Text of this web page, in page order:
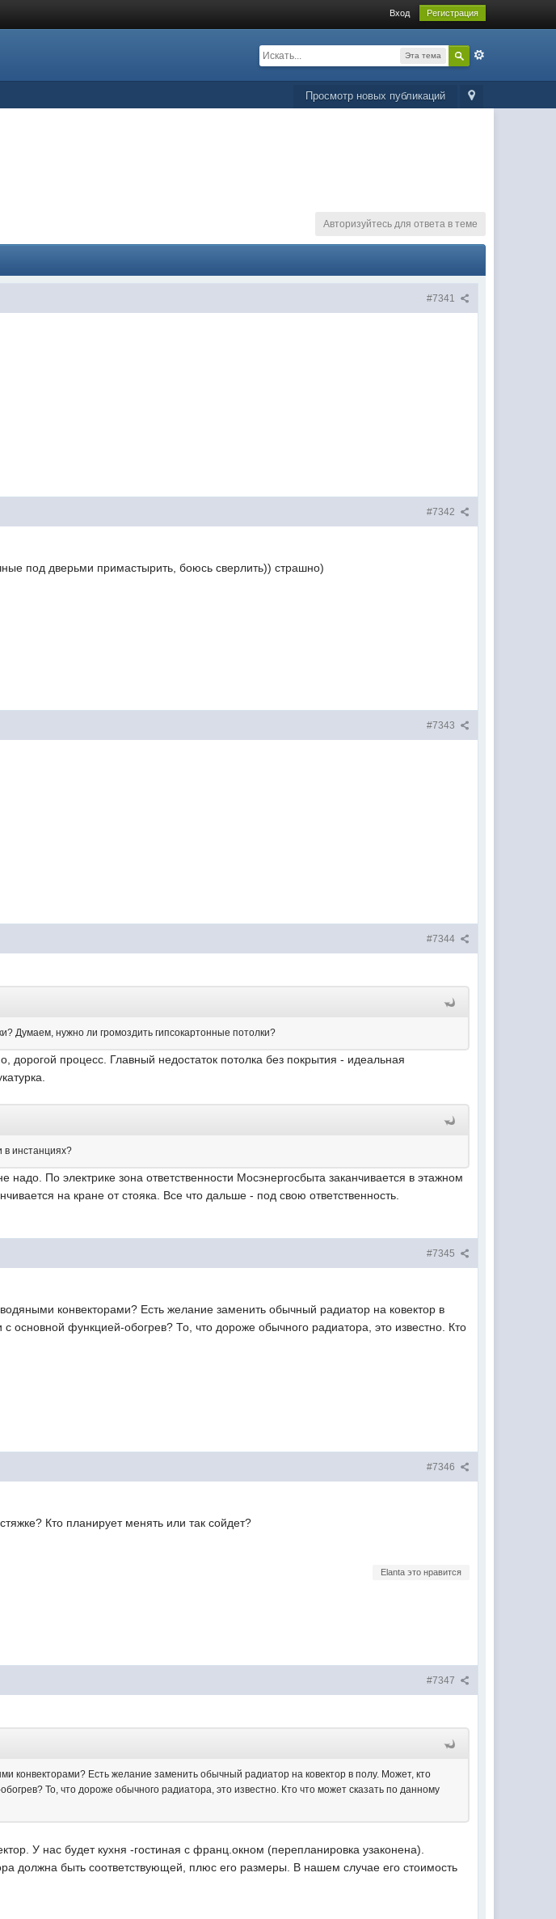
Вход Регистрация
Эта тема
Просмотр новых публикаций
Авторизуйтесь для ответа в теме
#7341
#7342
под дверьми примастырить, боюсь сверлить)) страшно)
#7343
#7344
Думаем, нужно ли громоздить гипсокартонные потолки?
дорогой процесс. Главный недостаток потолка без покрытия - идеальная
в инстанциях?
надо. По электрике зона ответственности Мосэнергосбыта заканчивается в этажном
на кране от стояка. Все что дальше - под свою ответственность.
#7345
конвекторами? Есть желание заменить обычный радиатор на ковектор в
с основной функцией-обогрев? То, что дороже обычного радиатора, это известно. Кто
#7346
Кто планирует менять или так сойдет?
Elanta это нравится
#7347
конвекторами? Есть желание заменить обычный радиатор на ковектор в полу. Может, кто
То, что дороже обычного радиатора, это известно. Кто что может сказать по данному
У нас будет кухня -гостиная с франц.окном (перепланировка узаконена).
должна быть соответствующей, плюс его размеры. В нашем случае его стоимость